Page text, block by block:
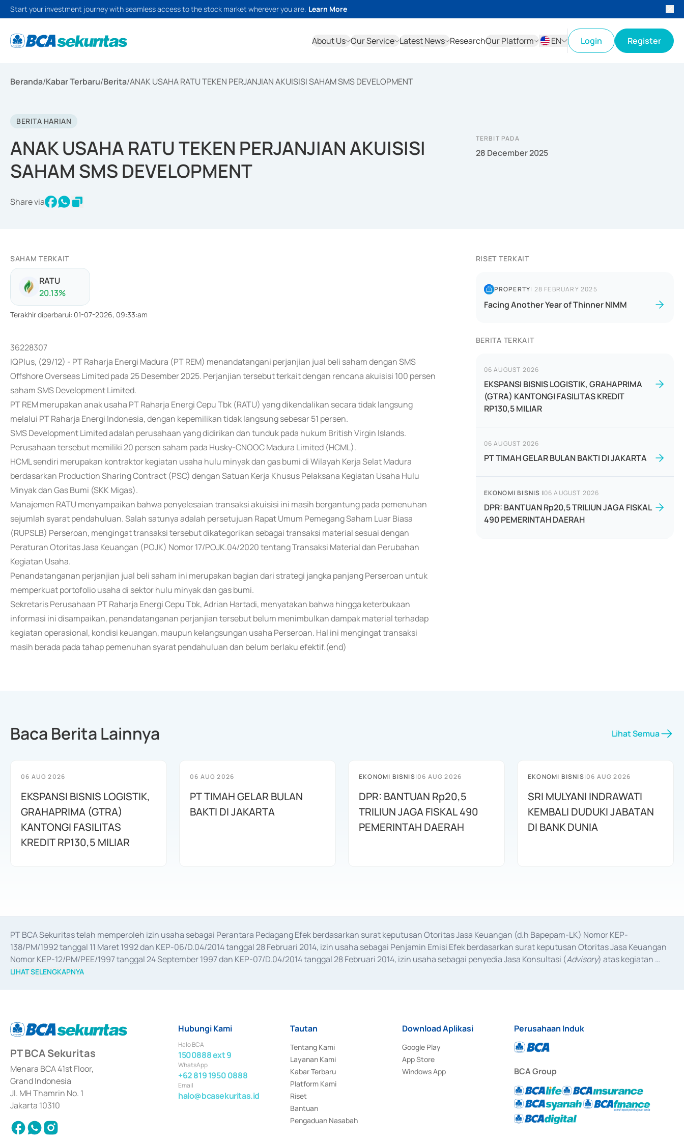
Start your investment journey with seamless access to the stock market wherever you are. Learn More
About Us Our Service Latest News ResearchOur Platform
EN
Login Register
Beranda/Kabar Terbaru/Berita/ANAK USAHA RATU TEKEN PERJANJIAN AKUISISI SAHAM SMS DEVELOPMENT
BERITA HARIAN
ANAK USAHA RATU TEKEN PERJANJIAN AKUISISI
SAHAM SMS DEVELOPMENT
Share via
TERBIT PADA
28 December 2025
SAHAM TERKAIT
RATU
20.13%
Terakhir diperbarui: 01-07-2026, 09:33:am
36228307
IQPlus, (29/12) - PT Raharja Energi Madura (PT REM) menandatangani perjanjian jual beli saham dengan SMS
Offshore Overseas Limited pada 25 Desember 2025. Perjanjian tersebut terkait dengan rencana akuisisi 100 persen
saham SMS Development Limited.
PT REM merupakan anak usaha PT Raharja Energi Cepu Tbk (RATU) yang dikendalikan secara tidak langsung
melalui PT Raharja Energi Indonesia, dengan kepemilikan tidak langsung sebesar 51 persen.
SMS Development Limited adalah perusahaan yang didirikan dan tunduk pada hukum British Virgin Islands.
Perusahaan tersebut memiliki 20 persen saham pada Husky-CNOOC Madura Limited (HCML).
HCML sendiri merupakan kontraktor kegiatan usaha hulu minyak dan gas bumi di Wilayah Kerja Selat Madura
berdasarkan Production Sharing Contract (PSC) dengan Satuan Kerja Khusus Pelaksana Kegiatan Usaha Hulu
Minyak dan Gas Bumi (SKK Migas).
Manajemen RATU menyampaikan bahwa penyelesaian transaksi akuisisi ini masih bergantung pada pemenuhan
sejumlah syarat pendahuluan. Salah satunya adalah persetujuan Rapat Umum Pemegang Saham Luar Biasa
(RUPSLB) Perseroan, mengingat transaksi tersebut dikategorikan sebagai transaksi material sesuai dengan
Peraturan Otoritas Jasa Keuangan (POJK) Nomor 17/POJK.04/2020 tentang Transaksi Material dan Perubahan
Kegiatan Usaha.
Penandatanganan perjanjian jual beli saham ini merupakan bagian dari strategi jangka panjang Perseroan untuk
memperkuat portofolio usaha di sektor hulu minyak dan gas bumi.
Sekretaris Perusahaan PT Raharja Energi Cepu Tbk, Adrian Hartadi, menyatakan bahwa hingga keterbukaan
informasi ini disampaikan, penandatanganan perjanjian tersebut belum menimbulkan dampak material terhadap
kegiatan operasional, kondisi keuangan, maupun kelangsungan usaha Perseroan. Hal ini mengingat transaksi
masih berada pada tahap pemenuhan syarat pendahuluan dan belum berlaku efektif.(end)
RISET TERKAIT
PROPERTY| 28 FEBRUARY 2025
Facing Another Year of Thinner NIMM
BERITA TERKAIT
06 AUGUST 2026
EKSPANSI BISNIS LOGISTIK, GRAHAPRIMA
(GTRA) KANTONGI FASILITAS KREDIT
RP130,5 MILIAR
06 AUGUST 2026
PT TIMAH GELAR BULAN BAKTI DI JAKARTA
EKONOMI BISNIS |06 AUGUST 2026
DPR: BANTUAN Rp20,5 TRILIUN JAGA FISKAL
490 PEMERINTAH DAERAH
Baca Berita Lainnya Lihat Semua
06 AUG 2026
EKSPANSI BISNIS LOGISTIK,
GRAHAPRIMA (GTRA)
KANTONGI FASILITAS
KREDIT RP130,5 MILIAR
06 AUG 2026
PT TIMAH GELAR BULAN
BAKTI DI JAKARTA
EKONOMI BISNIS|06 AUG 2026
DPR: BANTUAN Rp20,5
TRILIUN JAGA FISKAL 490
PEMERINTAH DAERAH
EKONOMI BISNIS|06 AUG 2026
SRI MULYANI INDRAWATI
KEMBALI DUDUKI JABATAN
DI BANK DUNIA
PT BCA Sekuritas telah memperoleh izin usaha sebagai Perantara Pedagang Efek berdasarkan surat keputusan Otoritas Jasa Keuangan (d.h Bapepam-LK) Nomor KEP-
138/PM/1992 tanggal 11 Maret 1992 dan KEP-06/D.04/2014 tanggal 28 Februari 2014, izin usaha sebagai Penjamin Emisi Efek berdasarkan surat keputusan Otoritas Jasa Keuangan
Nomor KEP-12/PM/PEE/1997 tanggal 24 September 1997 dan KEP-07/D.04/2014 tanggal 28 Februari 2014, izin usaha sebagai penyedia Jasa Konsultasi (Advisory) atas kegiatan
merger, akuisisi, divestasi, dan
LIHAT SELENGKAPNYA
PT BCA Sekuritas
Menara BCA 41st Floor,
Grand Indonesia
Jl. MH Thamrin No. 1
Jakarta 10310
Hubungi Kami
Halo BCA
1500888 ext 9
WhatsApp
+62 819 1950 0888
Email
halo@bcasekuritas.id
Tautan
Tentang Kami
Layanan Kami
Kabar Terbaru
Platform Kami
Riset
Bantuan
Pengaduan Nasabah
Download Aplikasi
Google Play
App Store
Windows App
Perusahaan Induk
BCA Group